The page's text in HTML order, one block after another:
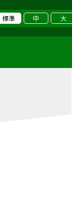
標準 中 大